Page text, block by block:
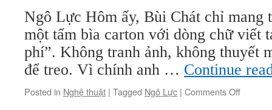
Fine”
của
Bùi
Chát
Ngô Lực Hôm ấy, Bùi Chát chỉ mang
một tấm bìa carton với dòng chữ viết
phí”. Không tranh ảnh, không thuyết
để treo. Vì chính anh … Continue
Posted in Nghệ thuật | Tagged Ngô Lực | Comments Offon